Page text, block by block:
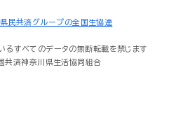
民共済グループの全国生協連
るすべてのデータの無断転載を禁じます
済神奈川県生活協同組合